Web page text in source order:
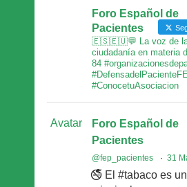
Foro Español de
Pacientes
🇪🇸🇪🇺💬 La voz de
ciudadanía en materia
84
#ConocetuAsociacion
Avatar
Foro Español de
Pacientes
@fep_pacientes · 31
🚭 El #tabaco es